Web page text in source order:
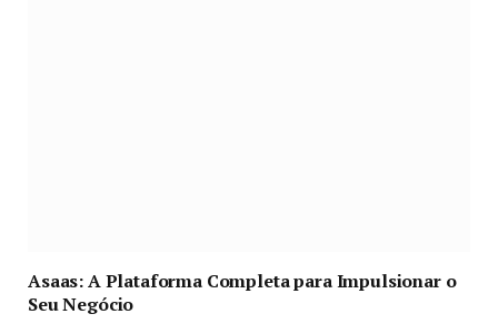
Asaas: A Plataforma Completa para Impulsionar o
Seu Negócio